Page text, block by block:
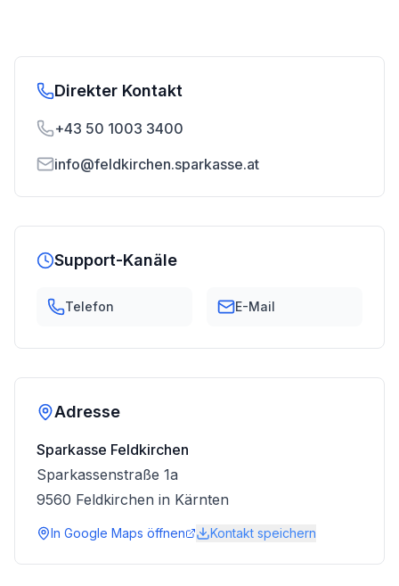
Direkter Kontakt
+43 50 1003 3400
info@feldkirchen.sparkasse.at
Support-Kanäle
Telefon E-Mail
Adresse
Sparkasse Feldkirchen
Sparkassenstraße 1a
9560 Feldkirchen in Kärnten
In Google Maps öffnen Kontakt speichern